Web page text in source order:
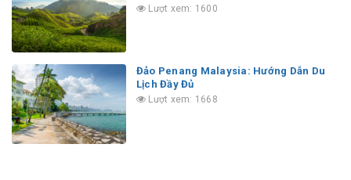
Lượt xem: 1600
Đảo Penang Malaysia: Hướng Dẫn Du
Lịch Đầy Đủ
Lượt xem: 1668